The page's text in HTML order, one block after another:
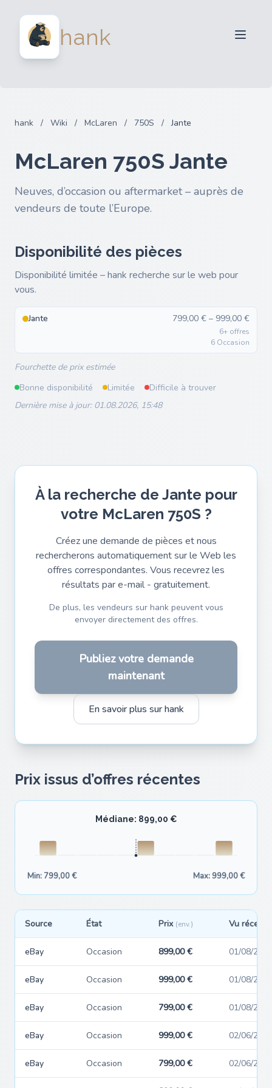
hank
hank / Wiki / McLaren / 750S / Jante
McLaren 750S Jante
Neuves, d’occasion ou aftermarket – auprès de
vendeurs de toute l’Europe.
Disponibilité des pièces
Disponibilité limitée – hank recherche sur le web pour
vous.
Jante 799,00 € – 999,00 €
6+ offres
6 Occasion
Fourchette de prix estimée
Bonne disponibilité
Limitée
Difficile à trouver
Dernière mise à jour: 01.08.2026, 15:48
À la recherche de Jante pour
votre McLaren 750S ?
Créez une demande de pièces et nous
rechercherons automatiquement sur le Web les
offres correspondantes. Vous recevrez les
résultats par e-mail - gratuitement.
De plus, les vendeurs sur hank peuvent vous
envoyer directement des offres.
Publiez votre demande
maintenant
En savoir plus sur hank
Prix issus d’offres récentes
Médiane: 899,00 €
Min: 799,00 € Max: 999,00 €
Source État Prix (env.) Vu
eBay Occasion 899,00 € 01/08/2026
eBay Occasion 999,00 € 01/08/2026
eBay Occasion 799,00 € 01/08/2026
eBay Occasion 999,00 € 02/06/2026
eBay Occasion 799,00 € 02/06/2026